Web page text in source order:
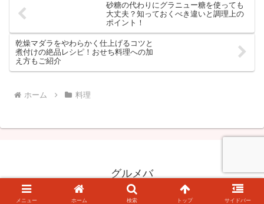
砂糖の代わりにグラニュー糖を使っても
大丈夫？知っておくべき違いと調理上の
ポイント！
乾燥マダラをやわらかく仕上げるコツと
煮付けの絶品レシピ！おせち料理への加
え方もご紹介
ホーム 料理
グルメバ
© 2022 グルメバ.
メニュー ホーム 検索 トップ サイドバー